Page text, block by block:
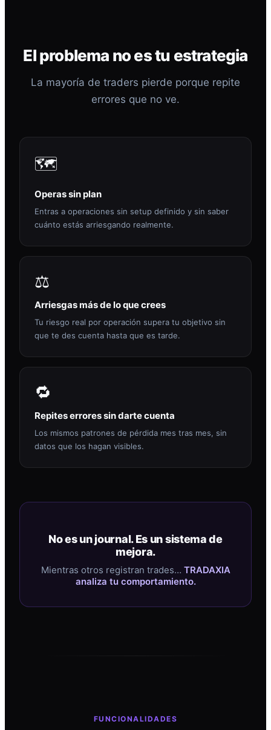
El problema no es tu estrategia
La mayoría de traders pierde porque repite
errores que no ve.
🗺️
Operas sin plan
Entras a operaciones sin setup definido y sin saber
cuánto estás arriesgando realmente.
⚖️
Arriesgas más de lo que crees
Tu riesgo real por operación supera tu objetivo sin
que te des cuenta hasta que es tarde.
🔁
Repites errores sin darte cuenta
Los mismos patrones de pérdida mes tras mes, sin
datos que los hagan visibles.
No es un journal. Es un sistema de
mejora.
Mientras otros registran trades… TRADAXIA
analiza tu comportamiento.
FUNCIONALIDADES